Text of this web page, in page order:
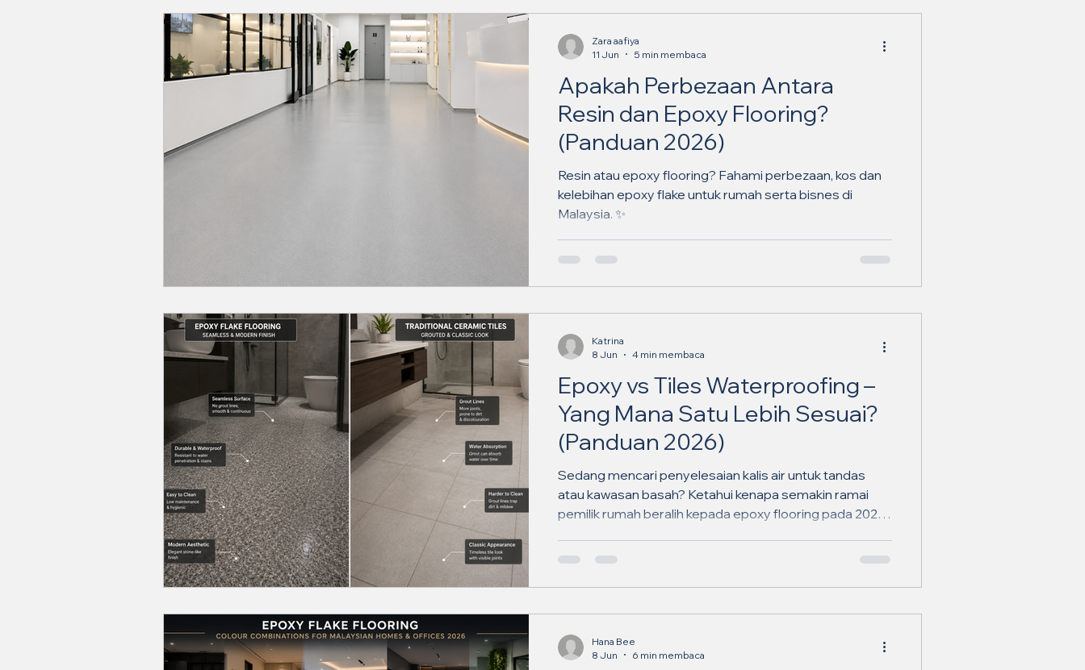
Apakah Perbezaan Antara
Resin dan Epoxy Flooring?
(Panduan 2026)
Resin atau epoxy flooring? Fahami perbezaan, kos dan
kelebihan epoxy flake untuk rumah serta bisnes di
Malaysia. ✨
Zara aafiya
11 Jun
5 min membaca
Epoxy vs Tiles Waterproofing –
Yang Mana Satu Lebih Sesuai?
(Panduan 2026)
Sedang mencari penyelesaian kalis air untuk tandas
atau kawasan basah? Ketahui kenapa semakin ramai
pemilik rumah beralih kepada epoxy flooring pada 2026
Katrina
8 Jun
4 min membaca
Hana Bee
8 Jun
6 min membaca